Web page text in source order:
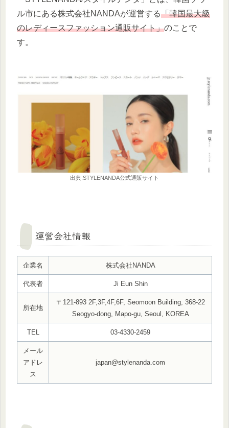
ル市にある株式会社NANDAが運営する「韓国最大級
のレディースファッション通販サイト」のことで
す。
出典:STYLENANDA公式通販サイト
運営会社情報
企業名 株式会社NANDA
代表者 Ji Eun Shin
所在地
〒121-893 2F,3F,4F,6F, Seomoon Building, 368-22
Seogyo-dong, Mapo-gu, Seoul, KOREA
TEL 03-4330-2459
メール
アドレ
ス
japan@stylenanda.com